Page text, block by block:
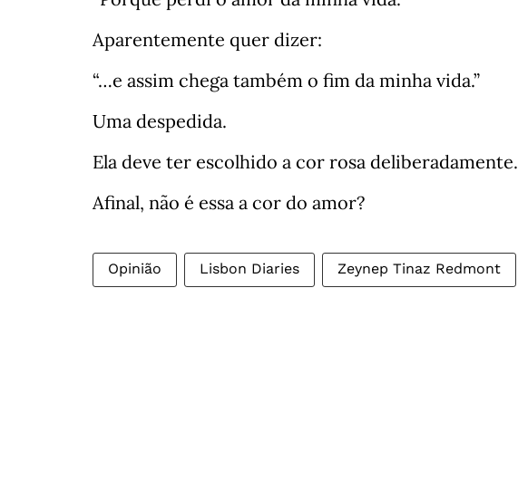
Aparentemente quer dizer:
“…e assim chega também o fim da minha vida.”
Uma despedida.
Ela deve ter escolhido a cor rosa deliberadamente.
Afinal, não é essa a cor do amor?
Opinião Lisbon Diaries Zeynep Tinaz Redmont